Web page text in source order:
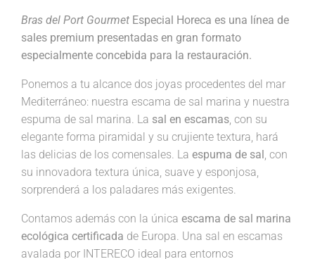
Bras del Port Gourmet Especial Horeca es una línea de
sales premium presentadas en gran formato
especialmente concebida para la restauración.
Ponemos a tu alcance dos joyas procedentes del mar
Mediterráneo: nuestra escama de sal marina y nuestra
espuma de sal marina. La sal en escamas, con su
elegante forma piramidal y su crujiente textura, hará
las delicias de los comensales. La espuma de sal, con
su innovadora textura única, suave y esponjosa,
sorprenderá a los paladares más exigentes.
Contamos además con la única escama de sal marina
ecológica certificada de Europa. Una sal en escamas
avalada por INTERECO ideal para entornos